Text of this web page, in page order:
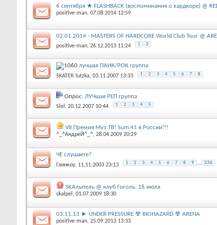
6 сентября ★ FLASHBACK (воспоминания о хардкоре) @
positive-man‎, 07.08.2014 12:59
02.01.2014 - MASTERS OF HARDCORE World Club Tour @
positive-man‎, 26.12.2013 11:24 1 2
лучшая ПАНК/РОК группа
SKATER lutzka‎, 03.11.2007 13:33 1 2 3 4 5 6 7 8
Опрос: ЛУЧшая РЕП группа
Slel‎, 20.12.2007 10:44 1 2 3 4 5
VII Премия Муз ТВ! Sum 41 в России!!!
^_^АндреЙ^_^‎, 28.04.2009 20:29
ЧЕ слушаете?
Глинкоу‎, 11.11.2003 23:13 1 2 3 4 5 6 7 8 9 ... 336
SKAльпель @ клуб Гоголь, 16 июля
skalpel ‎, 01.07.2009 18:30
03.11.13 ► UNDER PRESSURE ☢ BIOHAZARD ☢ ARENA
positive-man‎, 25.09.2013 13:33